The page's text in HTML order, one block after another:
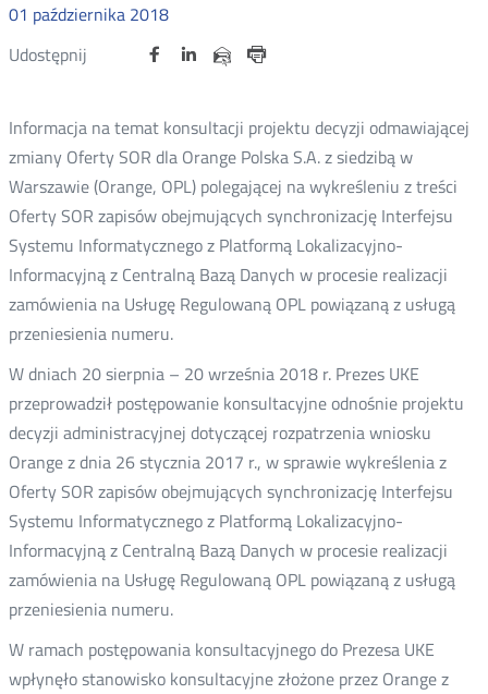
01 października 2018
Udostępnij
Udostępnij
Otwórz Udostępnij
na
OtwórzUdostępnij
na
OtwórzUdostępnij
przez
Informacja na temat konsultacji projektu decyzji odmawiającej
zmiany Oferty SOR dla Orange Polska S.A. z siedzibą w
Warszawie (Orange, OPL) polegającej na wykreśleniu z treści
Oferty SOR zapisów obejmujących synchronizację Interfejsu
Systemu Informatycznego z Platformą Lokalizacyjno-
Informacyjną z Centralną Bazą Danych w procesie realizacji
zamówienia na Usługę Regulowaną OPL powiązaną z usługą
przeniesienia numeru.
W dniach 20 sierpnia – 20 września 2018 r. Prezes UKE
przeprowadził postępowanie konsultacyjne odnośnie projektu
decyzji administracyjnej dotyczącej rozpatrzenia wniosku
Orange z dnia 26 stycznia 2017 r., w sprawie wykreślenia z
Oferty SOR zapisów obejmujących synchronizację Interfejsu
Systemu Informatycznego z Platformą Lokalizacyjno-
Informacyjną z Centralną Bazą Danych w procesie realizacji
zamówienia na Usługę Regulowaną OPL powiązaną z usługą
przeniesienia numeru.
W ramach postępowania konsultacyjnego do Prezesa UKE
wpłynęło stanowisko konsultacyjne złożone przez Orange z